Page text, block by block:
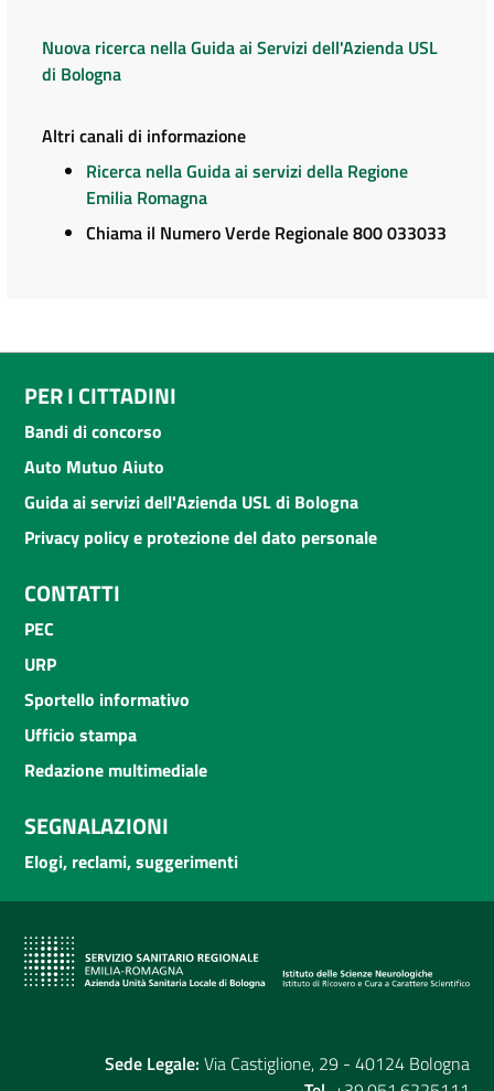
Nuova ricerca nella Guida ai Servizi dell'Azienda USL
di Bologna
Altri canali di informazione
Ricerca nella Guida ai servizi della Regione
Emilia Romagna
Chiama il Numero Verde Regionale 800 033033
PER I CITTADINI
Bandi di concorso
Auto Mutuo Aiuto
Guida ai servizi dell'Azienda USL di Bologna
Privacy policy e protezione del dato personale
CONTATTI
PEC
URP
Sportello informativo
Ufficio stampa
Redazione multimediale
SEGNALAZIONI
Elogi, reclami, suggerimenti
Sede Legale: Via Castiglione, 29 - 40124 Bologna